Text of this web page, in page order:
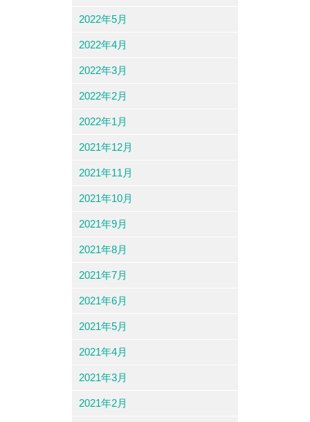
2022年5月
2022年4月
2022年3月
2022年2月
2022年1月
2021年12月
2021年11月
2021年10月
2021年9月
2021年8月
2021年7月
2021年6月
2021年5月
2021年4月
2021年3月
2021年2月